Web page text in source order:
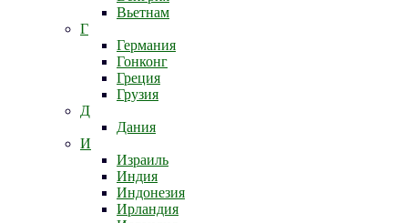
Вьетнам
Г
Германия
Гонконг
Греция
Грузия
Д
Дания
И
Израиль
Индия
Индонезия
Ирландия